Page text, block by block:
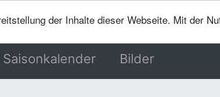
der Inhalte dieser Webseite. Mit der
Saisonkalender Bilder